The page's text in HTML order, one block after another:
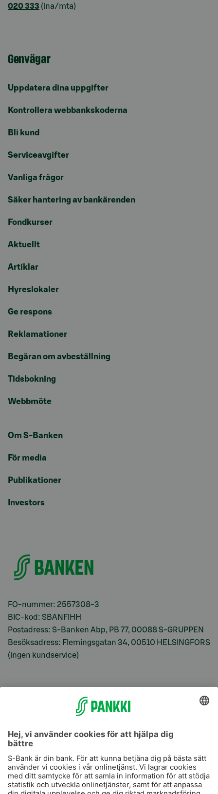
020 333 (lna/mta)
Genvägar
Uppdatera dina uppgifter
Kontrollera webbankskoderna
Bli kund
Serviceavgifter
Vanliga frågor
Säker hantering av bankärenden
Fondkurser
Aktuellt
Artiklar
Hyreslokaler
Ge respons
Reklamationer
Begäran om avbeställning
Tidsbokning
Webbmöte
Om S-Banken
För media
Publikationer
Investors
FO-nummer: 2557308-3
BIC-kod: SBANFIHH
Postadress: S-Banken Abp, PB 77, 00088 S-GRUPPEN
Besöksadress: Flemingsgatan 34, 00510 HELSINGFORS
(ingen kundservice)
S-Prime